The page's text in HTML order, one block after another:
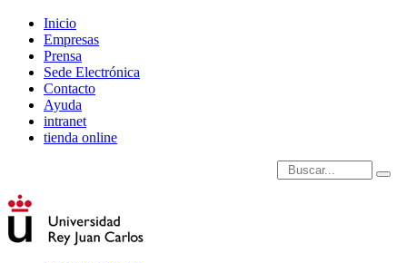
Inicio
Empresas
Prensa
Sede Electrónica
Contacto
Ayuda
intranet
tienda online
Introduce términos de